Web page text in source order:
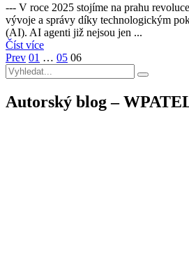
--- V roce 2025 stojíme na prahu
vývoje a správy díky technologickým
(AI). AI agenti již nejsou jen ...
Číst více
Prev 01 … 05 06
Autorský blog –